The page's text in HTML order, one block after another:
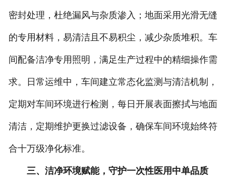
密封处理，杜绝漏风与杂质渗入；地面采用光滑无缝
的专用材料，易清洁且不易积尘，减少杂质堆积。车
间配备洁净专用照明，满足生产过程中的精细操作需
求。日常运维中，车间建立常态化监测与清洁机制，
定期对车间环境进行检测，每日开展表面擦拭与地面
清洁，定期维护更换过滤设备，确保车间环境始终符
合十万级净化标准。
三、洁净环境赋能，守护一次性医用中单品质